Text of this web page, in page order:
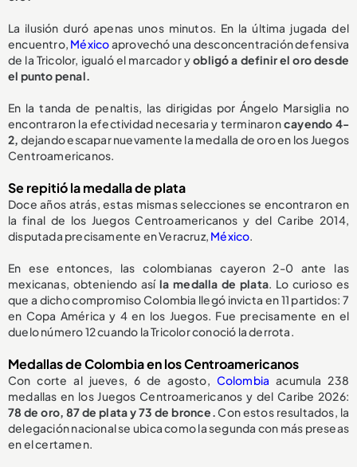
La ilusión duró apenas unos minutos. En la última jugada del
encuentro, Méxicoaprovechó una desconcentración defensiva
de la Tricolor, igualó el marcador yobligó a definir el oro desde
el punto penal.
En la tanda de penaltis, las dirigidas por Ángelo Marsiglia no
encontraron la efectividad necesaria y terminaroncayendo 4-
2, dejando escapar nuevamente la medalla de oro en los Juegos
Centroamericanos.
Se repitió la medalla de plata
Doce años atrás, estas mismas selecciones se encontraron en
la final de los Juegos Centroamericanos y del Caribe 2014,
disputada precisamente en Veracruz, México.
En ese entonces, las colombianas cayeron 2-0 ante las
mexicanas, obteniendo asíla medalla de plata. Lo curioso es
que a dicho compromiso Colombia llegó invicta en 11 partidos: 7
en Copa América y 4 en los Juegos. Fue precisamente en el
duelo número 12 cuando la Tricolor conoció la derrota.
Medallas de Colombia en los Centroamericanos
Con corte al jueves, 6 de agosto, Colombia acumula 238
medallas en los Juegos Centroamericanos y del Caribe 2026:
78 de oro, 87 de plata y 73 de bronce.Con estos resultados, la
delegación nacional se ubica como la segunda con más preseas
en el certamen.